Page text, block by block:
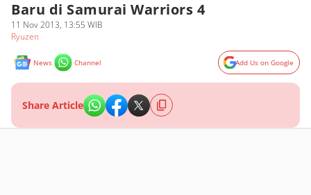
Baru di Samurai Warriors 4
11 Nov 2013, 13:55 WIB
Ryuzen
News Channel Add Us on Google
Share Article